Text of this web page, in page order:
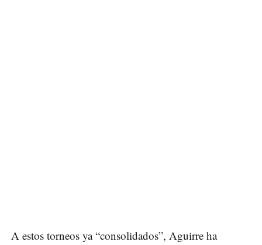
A estos torneos ya “consolidados”, Aguirre ha